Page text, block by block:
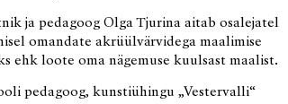
ja pedagoog Olga Tjurina aitab osalejatel
omandate akrüülvärvidega maalimise
ehk loote oma nägemuse kuulsast maalist.
pedagoog, kunstiühingu „Vestervalli“